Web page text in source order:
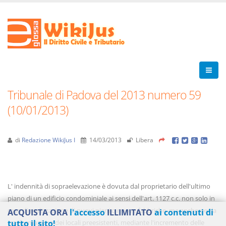
Tribunale di Padova del 2013 numero 59
(10/01/2013)
di Redazione WikiJus I 14/03/2013 Libera
L' indennità di sopraelevazione è dovuta dal proprietario dell'ultimo
piano di un edificio condominiale ai sensi dell'art. 1127 c.c. non solo in
caso di realizzazione di nuovi piani o nuove fabbriche, ma anche per la
trasformazione dei locali preesistenti, mediante l'incremento delle
ACQUISTA ORA l'accessoILLIMITATOai contenuti di
tutto il sito!